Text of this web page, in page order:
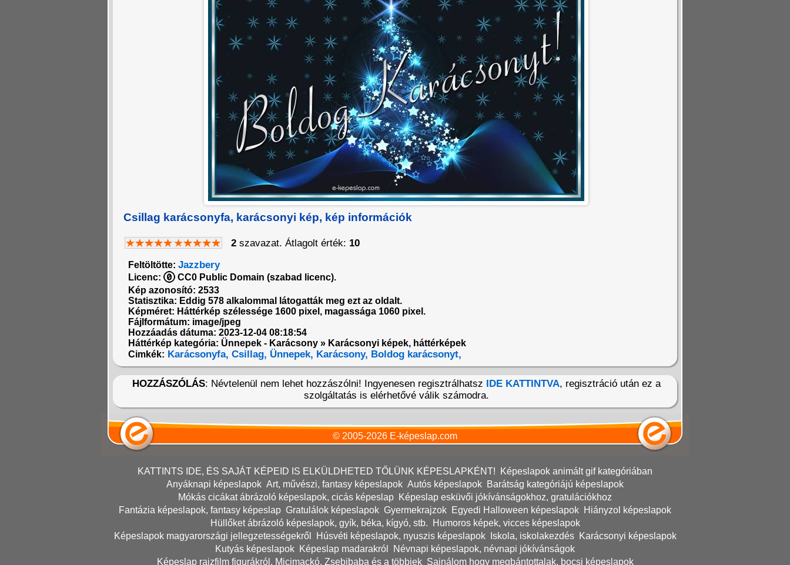
Csillag karácsonyfa, karácsonyi kép, kép információk
2 szavazat. Átlagolt érték: 10
Feltöltötte: Jazzbery
Licenc:
CC0 Public Domain (szabad licenc).
Kép azonosító: 2533
Statisztika: Eddig 578 alkalommal látogatták meg ezt az oldalt.
Képméret: Háttérkép szélessége 1600 pixel, magassága 1060 pixel.
Fájlformátum: image/jpeg
Hozzáadás dátuma: 2023-12-04 08:18:54
Háttérkép kategória: Ünnepek - Karácsony » Karácsonyi képek, háttérképek
Cimkék: Karácsonyfa, Csillag, Ünnepek, Karácsony, Boldog karácsonyt,
HOZZÁSZÓLÁS: Névtelenül nem lehet hozzászólni! Ingyenesen regisztrálhatsz IDE KATTINTVA, regisztráció után ez a
szolgáltatás is elérhetővé válik számodra.
© 2005-2026 E-képeslap.com
KATTINTS IDE, ÉS SAJÁT KÉPEID IS ELKÜLDHETED TŐLÜNK KÉPESLAPKÉNT!
Képeslapok animált gif kategóriában
Anyáknapi képeslapok Art, művészi, fantasy képeslapok Autós képeslapok Barátság kategóriájú képeslapok
Mókás cicákat ábrázoló képeslapok, cicás képeslap Képeslap esküvői jókívánságokhoz, gratulációkhoz
Fantázia képeslapok, fantasy képeslap Gratulálok képeslapok Gyermekrajzok Egyedi Halloween képeslapok Hiányzol képeslapok
Hüllőket ábrázoló képeslapok, gyík, béka, kígyó, stb.
Humoros képek, vicces képeslapok
Képeslapok magyarországi jellegzetességekről
Húsvéti képeslapok, nyuszis képeslapok Iskola, iskolakezdés
Karácsonyi képeslapok
Kutyás képeslapok Képeslap madarakról
Névnapi képeslapok, névnapi jókívánságok
Képeslap rajzfilm figurákról, Micimackó, Zsebibaba és a többiek Sajnálom hogy megbántottalak, bocsi képeslapok